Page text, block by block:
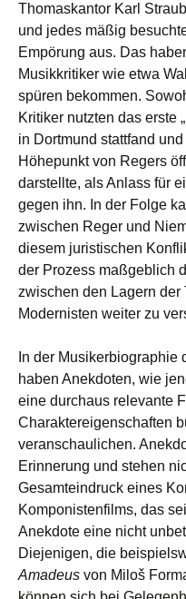
Thomaskantor Karl
und jedes mäßig
Empörung aus. Das
Musikkritiker wie etwa
spüren bekommen.
Kritiker nutzten das erste
in Dortmund stattfand
Höhepunkt von Regers
darstellte, als Anlass für
gegen ihn. In der Folge
zwischen Reger und
diesem juristischen
der Prozess maßgeblich
zwischen den Lagern
Modernisten weiter zu
In der Musikerbiographie
haben Anekdoten, wie
eine durchaus relevante
Charaktereigenschaften
veranschaulichen.
Erinnerung und stehen
Gesamteindruck eines
Komponistenfilms, das
Anekdote eine nicht
Diejenigen, die
Amadeus von Miloš